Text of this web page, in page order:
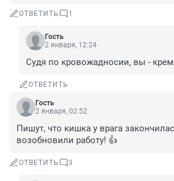
ОТВЕТИТЬ 1
Гость
2 января, 12:24
Судя по кровожадносии, вы -
ОТВЕТИТЬ
Гость
2 января, 02:52
Пишут, что кишка у врага
возобновили работу! 👍
ОТВЕТИТЬ 3